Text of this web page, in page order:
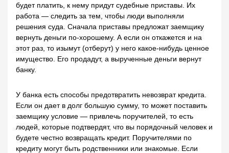
будет платить, к нему придут судебные приставы. Их
работа — следить за тем, чтобы люди выполняли
решения суда. Сначала приставы предложат заемщику
вернуть деньги по-хорошему. А если он откажется и на
этот раз, то изымут (отберут) у него какое-нибудь ценное
имущество. Его продадут, а вырученные деньги вернут
банку.
У банка есть способы предотвратить невозврат кредита.
Если он дает в долг большую сумму, то может поставить
заемщику условие — привлечь поручителей, то есть
людей, которые подтвердят, что вы порядочный человек и
будете честно возвращать кредит. Поручителями по
кредиту могут быть родственники или знакомые. Если